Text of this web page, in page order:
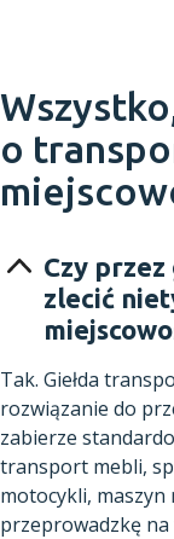
o
Czy
zlecić
Tak. Giełda
rozwiązanie do
zabierze
transport mebli,
motocykli,
przeprowadzkę